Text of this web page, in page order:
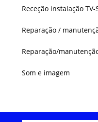
Receção instalação TV-
Reparação /
Reparação/
Som e imagem